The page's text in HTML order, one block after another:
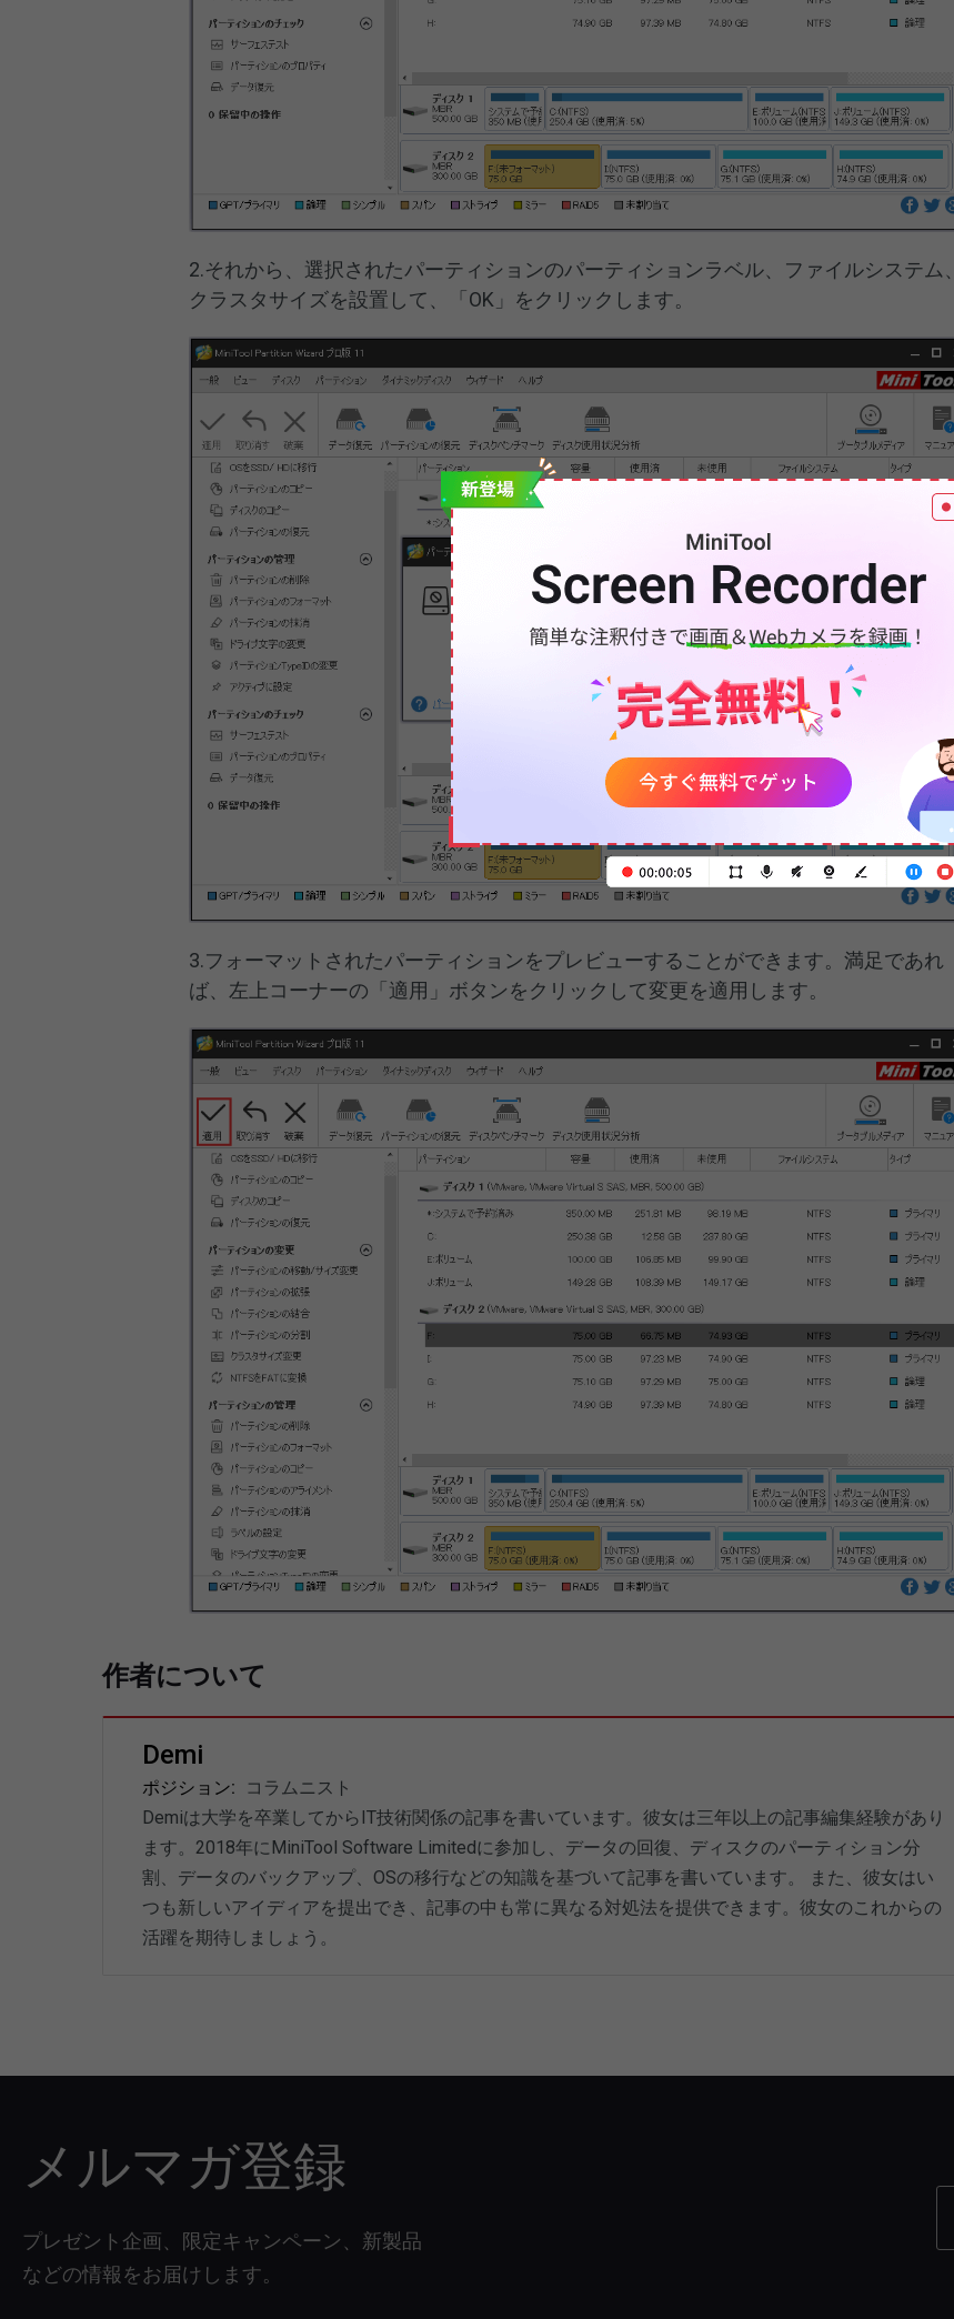
2.それから、選択されたパーティションのパーティションラベル、ファイルシステム、
クラスタサイズを設置して、「OK」をクリックします。
3.フォーマットされたパーティションをプレビューすることができます。満足であれ
ば、左上コーナーの「適用」ボタンをクリックして変更を適用します。
作者について
Demi
ポジション:
コラムニスト
Demiは大学を卒業してからIT技術関係の記事を書いています。彼女は三年以上の記事編集経験があり
ます。2018年にMiniTool Software Limitedに参加し、データの回復、ディスクのパーティション分
割、データのバックアップ、OSの移行などの知識を基づいて記事を書いています。 また、彼女はい
つも新しいアイディアを提出でき、記事の中も常に異なる対処法を提供できます。彼女のこれからの
活躍を期待しましょう。
メルマガ登録
プレゼント企画、限定キャンペーン、新製品
などの情報をお届けします。